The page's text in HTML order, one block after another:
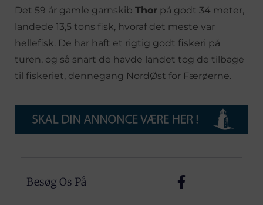
Det 59 år gamle garnskib Thor på godt 34 meter,
landede 13,5 tons fisk, hvoraf det meste var
hellefisk. De har haft et rigtig godt fiskeri på
turen, og så snart de havde landet tog de tilbage
til fiskeriet, dennegang NordØst for Færøerne.
Besøg Os På